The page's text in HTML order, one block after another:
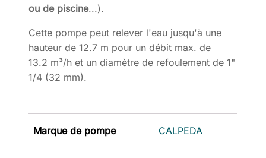
ou de piscine...).
Cette pompe peut relever l'eau jusqu'à une
hauteur de 12.7 m pour un débit max. de
13.2 m³/h et un diamètre de refoulement de 1"
1/4 (32 mm).
Marque de pompe CALPEDA